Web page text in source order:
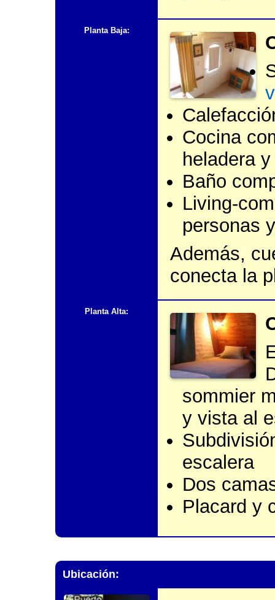
Planta Baja:
Cocina
heladera
Baño
Living-
personas
Además,
conecta la
Planta Alta:
sommier
y vista al
escalera
Dos
Placard y
Ubicación: